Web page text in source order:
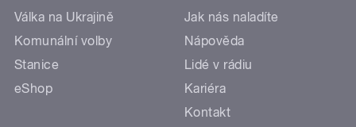
Válka na Ukrajině
Komunální volby
Stanice
eShop
Jak nás naladíte
Nápověda
Lidé v rádiu
Kariéra
Kontakt